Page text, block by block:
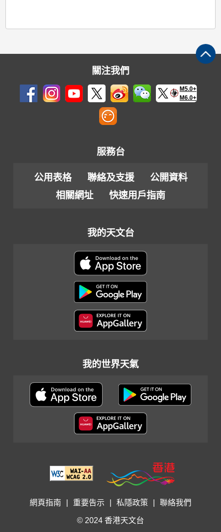
關注我們
M5.0+
M6.0+
服務台
公用表格 聯絡及支援
公開資料
相關網址
快速用戶指南
我的天文台
我的世界天氣
網頁指南 重要告示 私隱政策 聯絡我們
© 2024 香港天文台